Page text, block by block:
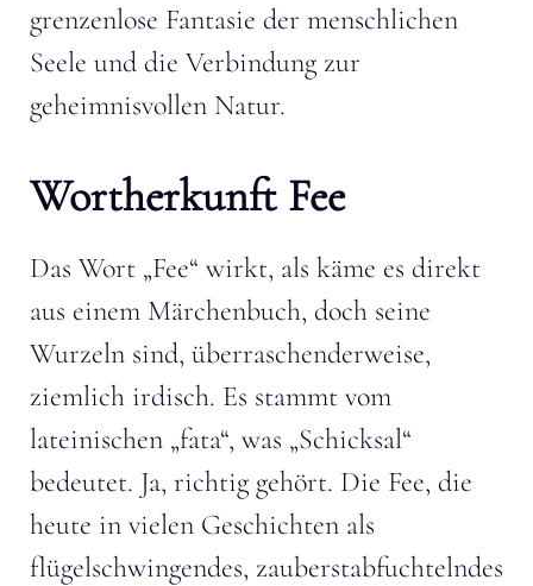
grenzenlose Fantasie der menschlichen
Seele und die Verbindung zur
geheimnisvollen Natur.
Wortherkunft Fee
Das Wort „Fee“ wirkt, als käme es direkt
aus einem Märchenbuch, doch seine
Wurzeln sind, überraschenderweise,
ziemlich irdisch. Es stammt vom
lateinischen „fata“, was „Schicksal“
bedeutet. Ja, richtig gehört. Die Fee, die
heute in vielen Geschichten als
flügelschwingendes, zauberstabfuchtelndes